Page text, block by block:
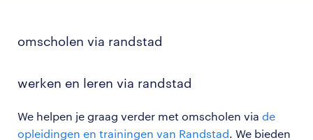
omscholen via randstad
werken en leren via randstad
We helpen je graag verder met omscholen via de
opleidingen en trainingen van Randstad. We bieden